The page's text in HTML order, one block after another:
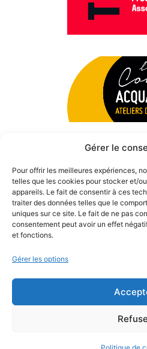
Gérer le
Pour offrir les meilleures expériences,
telles que les cookies pour stocker et/
appareils. Le fait de consentir à ces
traiter des données telles que le
uniques sur ce site. Le fait de ne pas
consentement peut avoir un effet
et fonctions.
Gérer les options
© 2026 Théâtre des Béliers